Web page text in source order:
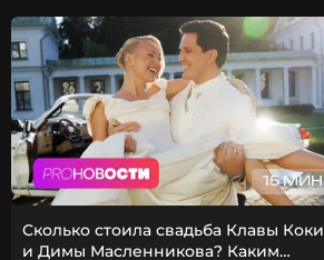
15 МИН
Сколько стоила свадьба Клавы Коки
и Димы Масленникова? Каким